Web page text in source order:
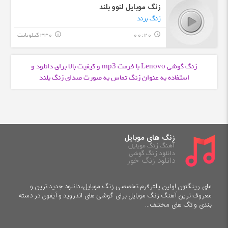
زنگ موبایل لنوو بلند
زنگ برند
query_builder
00:20 330 کیلوبایت info_outline
زنگ گوشی Lenovo با فرمت mp3 و کیفیت بالا برای دانلود و
استفاده به عنوان زنگ تماس به صورت صدای زنگ بلند
زنگ های موبایل
آهنگ زنگ موبایل
دانلود زنگ گوشی
دانلود زنگ خور
مای رینگتون اولین پلترفرم تخصصی زنگ موبایل، دانلود جدید ترین و
معروف ترین آهنگ زنگ موبایل برای گوشی های اندروید و آیفون در دسته
بندی و تگ های مختلف...